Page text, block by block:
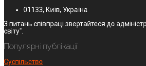
01133, Київ, Україна
З питань співпраці звертайтеся до
світу".
Популярні публікації
Суспільство